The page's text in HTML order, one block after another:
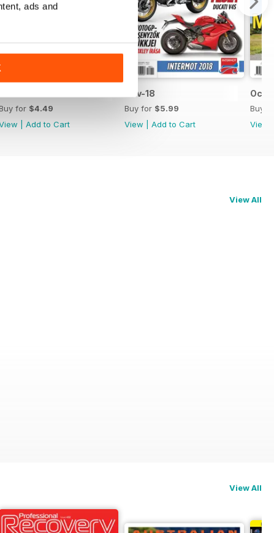
ads and
Buy for $4.49
Add to Cart
Nov-18
Buy for $5.99
View
Add to Cart
Oct-
Buy
View
View All
View All